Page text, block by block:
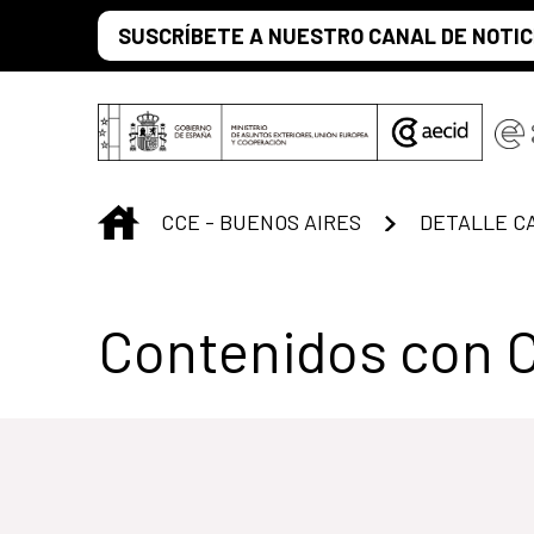
Saltar al contenido principal
SUSCRÍBETE A NUESTRO CANAL DE
INICIO
CCE - BUENOS AIRES DETALLE
Centro Cultural
Contenidos con